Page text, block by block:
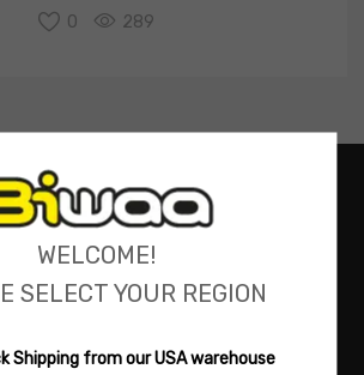
0 289
WELCOME!
SELECT YOUR REGION
Shipping from our USA warehouse